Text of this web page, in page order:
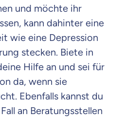
und möchte ihr
kann dahinter eine
wie eine Depression
stecken. Biete in
Hilfe an und sei für
da, wenn sie
Ebenfalls kannst du
an Beratungsstellen